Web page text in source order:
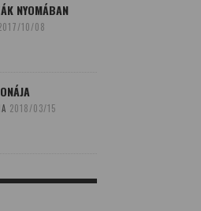
NYOMÁBAN
10/08
2018/03/15